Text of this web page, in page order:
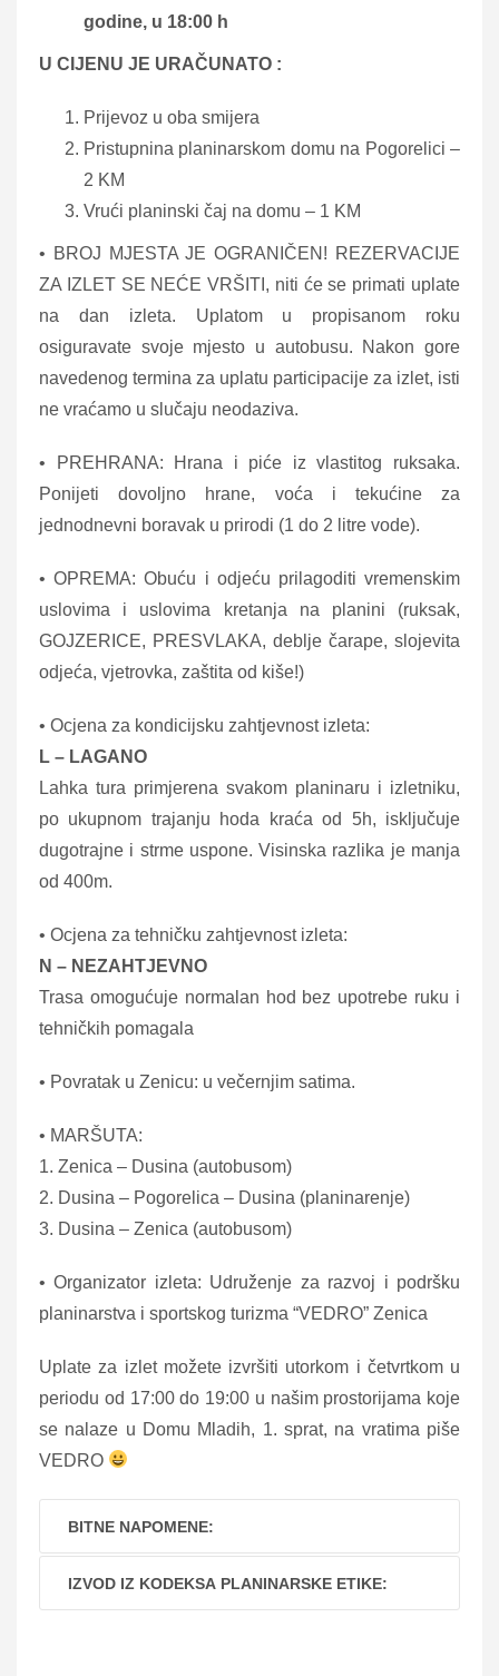
godine, u 18:00 h
U CIJENU JE URAČUNATO :
Prijevoz u oba smijera
Pristupnina planinarskom domu na Pogorelici –
2 KM
Vrući planinski čaj na domu – 1 KM
• BROJ MJESTA JE OGRANIČEN! REZERVACIJE
ZA IZLET SE NEĆE VRŠITI, niti će se primati uplate
na dan izleta. Uplatom u propisanom roku
osiguravate svoje mjesto u autobusu. Nakon gore
navedenog termina za uplatu participacije za izlet, isti
ne vraćamo u slučaju neodaziva.
• PREHRANA: Hrana i piće iz vlastitog ruksaka.
Ponijeti dovoljno hrane, voća i tekućine za
jednodnevni boravak u prirodi (1 do 2 litre vode).
• OPREMA: Obuću i odjeću prilagoditi vremenskim
uslovima i uslovima kretanja na planini (ruksak,
GOJZERICE, PRESVLAKA, deblje čarape, slojevita
odjeća, vjetrovka, zaštita od kiše!)
• Ocjena za kondicijsku zahtjevnost izleta:
L – LAGANO
Lahka tura primjerena svakom planinaru i izletniku,
po ukupnom trajanju hoda kraća od 5h, isključuje
dugotrajne i strme uspone. Visinska razlika je manja
od 400m.
• Ocjena za tehničku zahtjevnost izleta:
N – NEZAHTJEVNO
Trasa omogućuje normalan hod bez upotrebe ruku i
tehničkih pomagala
• Povratak u Zenicu: u večernjim satima.
• MARŠUTA:
1. Zenica – Dusina (autobusom)
2. Dusina – Pogorelica – Dusina (planinarenje)
3. Dusina – Zenica (autobusom)
• Organizator izleta: Udruženje za razvoj i podršku
planinarstva i sportskog turizma “VEDRO” Zenica
Uplate za izlet možete izvršiti utorkom i četvrtkom u
periodu od 17:00 do 19:00 u našim prostorijama koje
se nalaze u Domu Mladih, 1. sprat, na vratima piše
VEDRO
BITNE NAPOMENE:
IZVOD IZ KODEKSA PLANINARSKE ETIKE: